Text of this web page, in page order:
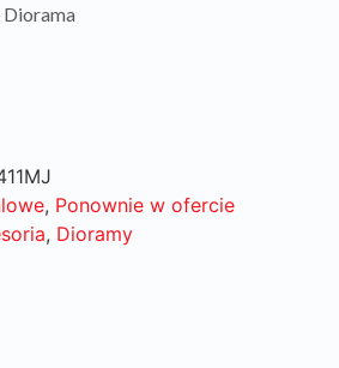
Diorama
, Ponownie w ofercie
, Dioramy